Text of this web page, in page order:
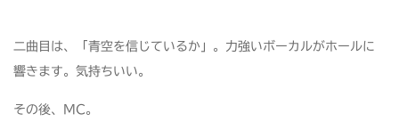
二曲目は、「青空を信じているか」。力強いボーカルがホールに
響きます。気持ちいい。
その後、MC。